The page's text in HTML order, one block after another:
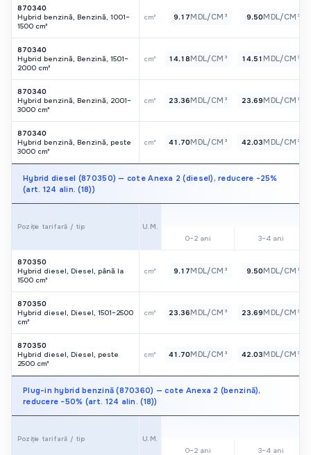
870340
Hybrid benzină, Benzină, 1001–
1500 cm³
cm³ 9.17MDL/CM³ 9.50MDL/CM³
870340
Hybrid benzină, Benzină, 1501–
2000 cm³
cm³ 14.18MDL/CM³ 14.51 MDL/CM³
870340
Hybrid benzină, Benzină, 2001–
3000 cm³
cm³ 23.36MDL/CM³ 23.69MDL/CM³
870340
Hybrid benzină, Benzină, peste
3000 cm³
cm³ 41.70MDL/CM³ 42.03MDL/CM³
Hybrid diesel (870350) — cote Anexa 2 (diesel), reducere −25%
(art. 124 alin. (18))
Poziție tarifară / tip
U.M.
0–2 ani
3–4 ani
870350
Hybrid diesel, Diesel, până la
1500 cm³
cm³ 9.17MDL/CM³ 9.50MDL/CM³
870350
Hybrid diesel, Diesel, 1501–2500
cm³
cm³ 23.36MDL/CM³ 23.69MDL/CM³
870350
Hybrid diesel, Diesel, peste
2500 cm³
cm³ 41.70MDL/CM³ 42.03MDL/CM³
Plug-in hybrid benzină (870360) — cote Anexa 2 (benzină),
reducere −50% (art. 124 alin. (18))
Poziție tarifară / tip
U.M.
0–2 ani
3–4 ani